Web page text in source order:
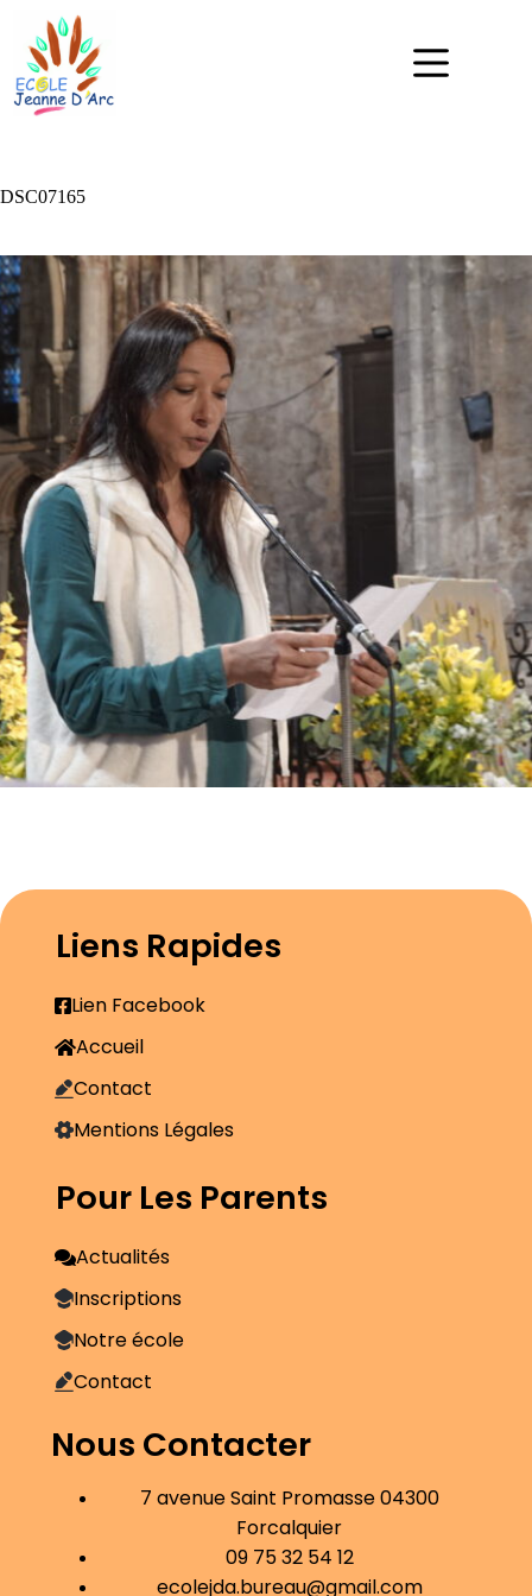
DSC07165
Liens Rapides
Lien Facebook
Accueil
Contact
Mentions Légales
Pour Les Parents
Actualités
Inscriptions
Notre école
Contact
Nous Contacter
7 avenue Saint Promasse 04300
Forcalquier
09 75 32 54 12
ecolejda.bureau@gmail.com